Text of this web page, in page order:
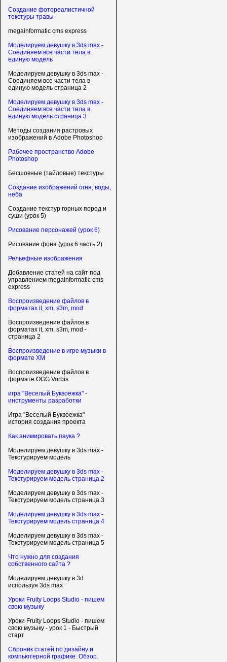
Создание фотореалистичной
текстуры травы
megainformatic cms express
Моделируем девушку в 3ds max -
Соединяем все части тела в
единую модель
Моделируем девушку в 3ds max -
Соединяем все части тела в
единую модель страница 2
Моделируем девушку в 3ds max -
Соединяем все части тела в
единую модель страница 3
Методы создания растровых
изображений в Adobe Photoshop
Рабочее пространство Adobe
Photoshop
Бесшовные (тайловые) текстуры
Создание изображений огня, воды,
неба
Создание текстур горных пород и
суши (урок 5)
Рисование персонажей (урок 6)
Рисование фона (урок 6 часть 2)
Рельефные изображения
Добавление статей на сайт под
управлением megainformatic cms
express
Воспроизведение файлов в
форматах it, xm, s3m, mod
Воспроизведение файлов в
форматах it, xm, s3m, mod -
страница 2
Воспроизведение в игре музыки в
формате XM
Воспроизведение файлов в
формате OGG Vorbis
игра "Веселый Буквоежка" -
инструменты разработки
Игра "Веселый Буквоежка" -
история создания проекта
Как анимировать паука ?
Моделируем девушку в 3ds max -
Текстурируем модель
Моделируем девушку в 3ds max -
Текстурируем модель страница 2
Моделируем девушку в 3ds max -
Текстурируем модель страница 3
Моделируем девушку в 3ds max -
Текстурируем модель страница 4
Моделируем девушку в 3ds max -
Текстурируем модель страница 5
Что нужно для создания
собственного сайта ?
Моделируем девушку в 3d
используя 3ds max
Уроки Fruity Loops Studio - пишем
свою музыку
Уроки Fruity Loops Studio - пишем
свою музыку - урок 1 - Быстрый
старт
Сброник статей по дизайну и
компьютерной графике. Обзор.